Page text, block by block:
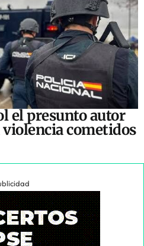
el presunto autor
cometidos